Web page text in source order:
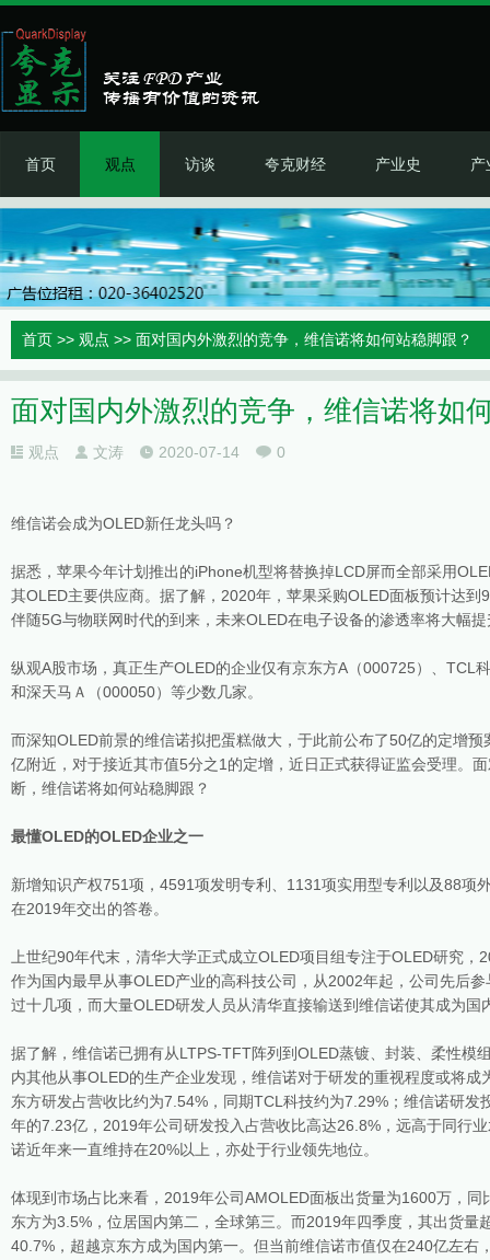
首页 观点 访谈 夸克财经 产业史 产
首页 >> 观点 >> 面对国内外激烈的竞争，维信诺将如何站稳脚跟？
面对国内外激烈的竞争，维信诺将如
观点 文涛 2020-07-14 0
维信诺会成为OLED新任龙头吗？
据悉，苹果今年计划推出的iPhone机型将替换掉LCD屏而全部采用
其OLED主要供应商。据了解，2020年，苹果采购OLED面板预计达
伴随5G与物联网时代的到来，未来OLED在电子设备的渗透率将大幅
纵观A股市场，真正生产OLED的企业仅有京东方A（000725）、TCL
和深天马Ａ（000050）等少数几家。
而深知OLED前景的维信诺拟把蛋糕做大，于此前公布了50亿的定增
亿附近，对于接近其市值5分之1的定增，近日正式获得证监会受理。
断，维信诺将如何站稳脚跟？
最懂OLED的OLED企业之一
新增知识产权751项，4591项发明专利、1131项实用型专利以及88项
在2019年交出的答卷。
上世纪90年代末，清华大学正式成立OLED项目组专注于OLED研究
作为国内最早从事OLED产业的高科技公司，从2002年起，公司先后
过十几项，而大量OLED研发人员从清华直接输送到维信诺使其成为国
据了解，维信诺已拥有从LTPS-TFT阵列到OLED蒸镀、封装、柔性模
内其他从事OLED的生产企业发现，维信诺对于研发的重视程度或将
东方研发占营收比约为7.54%，同期TCL科技约为7.29%；维信诺研
年的7.23亿，2019年公司研发投入占营收比高达26.8%，远高于同行
诺近年来一直维持在20%以上，亦处于行业领先地位。
体现到市场占比来看，2019年公司AMOLED面板出货量为1600万，
东方为3.5%，位居国内第二，全球第三。而2019年四季度，其出货量
40.7%，超越京东方成为国内第一。但当前维信诺市值仅在240亿左右